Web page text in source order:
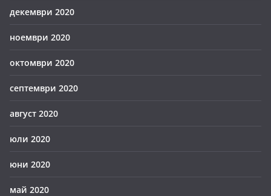
декември 2020
ноември 2020
октомври 2020
септември 2020
август 2020
юли 2020
юни 2020
май 2020